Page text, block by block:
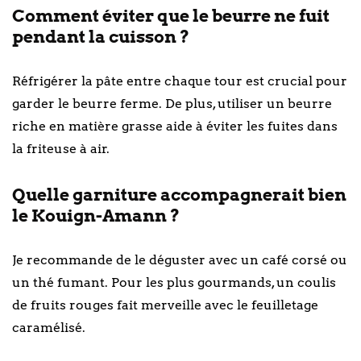
Comment éviter que le beurre ne fuit
pendant la cuisson ?
Réfrigérer la pâte entre chaque tour est crucial pour
garder le beurre ferme. De plus, utiliser un beurre
riche en matière grasse aide à éviter les fuites dans
la friteuse à air.
Quelle garniture accompagnerait bien
le Kouign-Amann ?
Je recommande de le déguster avec un café corsé ou
un thé fumant. Pour les plus gourmands, un coulis
de fruits rouges fait merveille avec le feuilletage
caramélisé.